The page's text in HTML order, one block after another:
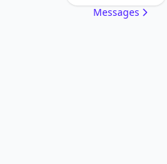
Messages